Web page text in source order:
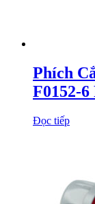
Phích
F0152-
Đọc tiếp